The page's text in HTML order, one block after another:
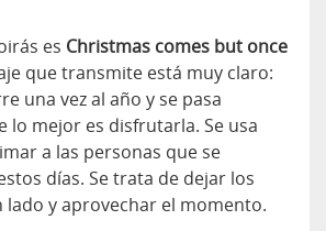
es Christmas comes but once
que transmite está muy claro:
una vez al año y se pasa
lo mejor es disfrutarla. Se usa
a las personas que se
días. Se trata de dejar los
lado y aprovechar el momento.